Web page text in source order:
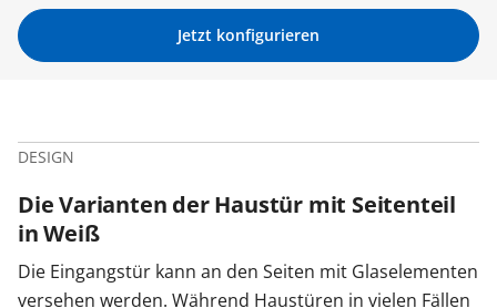
Garagentore
Anmelden / Registrieren
Kontakt / Hilfe
Jetzt konfigurieren
DESIGN
Die Varianten der Haustür mit Seitenteil
in Weiß
Die Eingangstür kann an den Seiten mit Glaselementen
versehen werden. Während Haustüren in vielen Fällen